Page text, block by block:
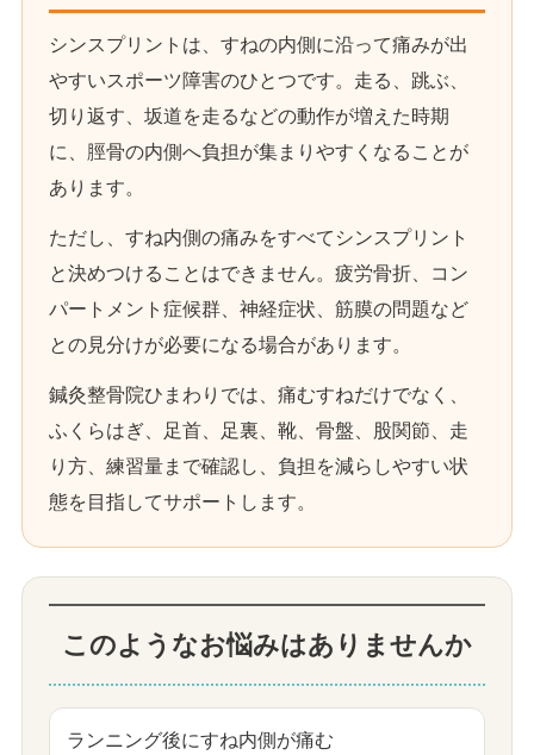
シンスプリントは、すねの内側に沿って痛みが出
やすいスポーツ障害のひとつです。走る、跳ぶ、
切り返す、坂道を走るなどの動作が増えた時期
に、脛骨の内側へ負担が集まりやすくなることが
あります。
ただし、すね内側の痛みをすべてシンスプリント
と決めつけることはできません。疲労骨折、コン
パートメント症候群、神経症状、筋膜の問題など
との見分けが必要になる場合があります。
鍼灸整骨院ひまわりでは、痛むすねだけでなく、
ふくらはぎ、足首、足裏、靴、骨盤、股関節、走
り方、練習量まで確認し、負担を減らしやすい状
態を目指してサポートします。
このようなお悩みはありませんか
ランニング後にすね内側が痛む